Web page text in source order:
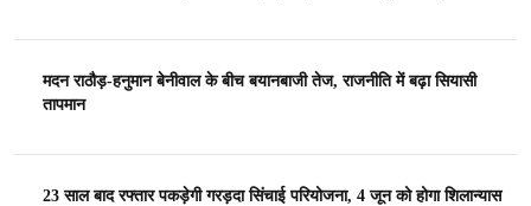
मदन राठौड़-हनुमान बेनीवाल के बीच बयानबाजी तेज, राजनीति में बढ़ा सियासी
तापमान
23 साल बाद रफ्तार पकड़ेगी गरड़दा सिंचाई परियोजना, 4 जून को होगा शिलान्यास